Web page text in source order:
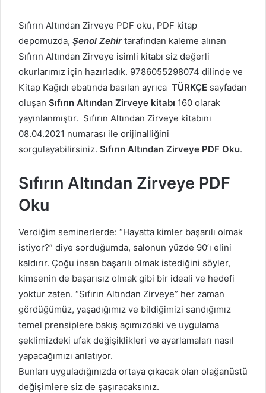
Sıfırın Altından Zirveye PDF oku, PDF kitap
depomuzda, Şenol Zehirtarafından kaleme alınan
Sıfırın Altından Zirveye isimli kitabı siz değerli
okurlarımız için hazırladık. 9786055298074 dilinde ve
Kitap Kağıdı ebatında basılan ayrıca TÜRKÇE sayfadan
oluşan Sıfırın Altından Zirveye kitabı 160 olarak
yayınlanmıştır. Sıfırın Altından Zirveye kitabını
08.04.2021 numarası ile orijinalliğini
sorgulayabilirsiniz. Sıfırın Altından Zirveye PDF Oku.
Sıfırın Altından Zirveye PDF
Oku
Verdiğim seminerlerde: “Hayatta kimler başarılı olmak
istiyor?” diye sorduğumda, salonun yüzde 90’ı elini
kaldırır. Çoğu insan başarılı olmak istediğini söyler,
kimsenin de başarısız olmak gibi bir ideali ve hedefi
yoktur zaten. “Sıfırın Altından Zirveye” her zaman
gördüğümüz, yaşadığımız ve bildiğimizi sandığımız
temel prensiplere bakış açımızdaki ve uygulama
şeklimizdeki ufak değişiklikleri ve ayarlamaları nasıl
yapacağımızı anlatıyor.
Bunları uyguladığınızda ortaya çıkacak olan olağanüstü
değişimlere siz de şaşıracaksınız.